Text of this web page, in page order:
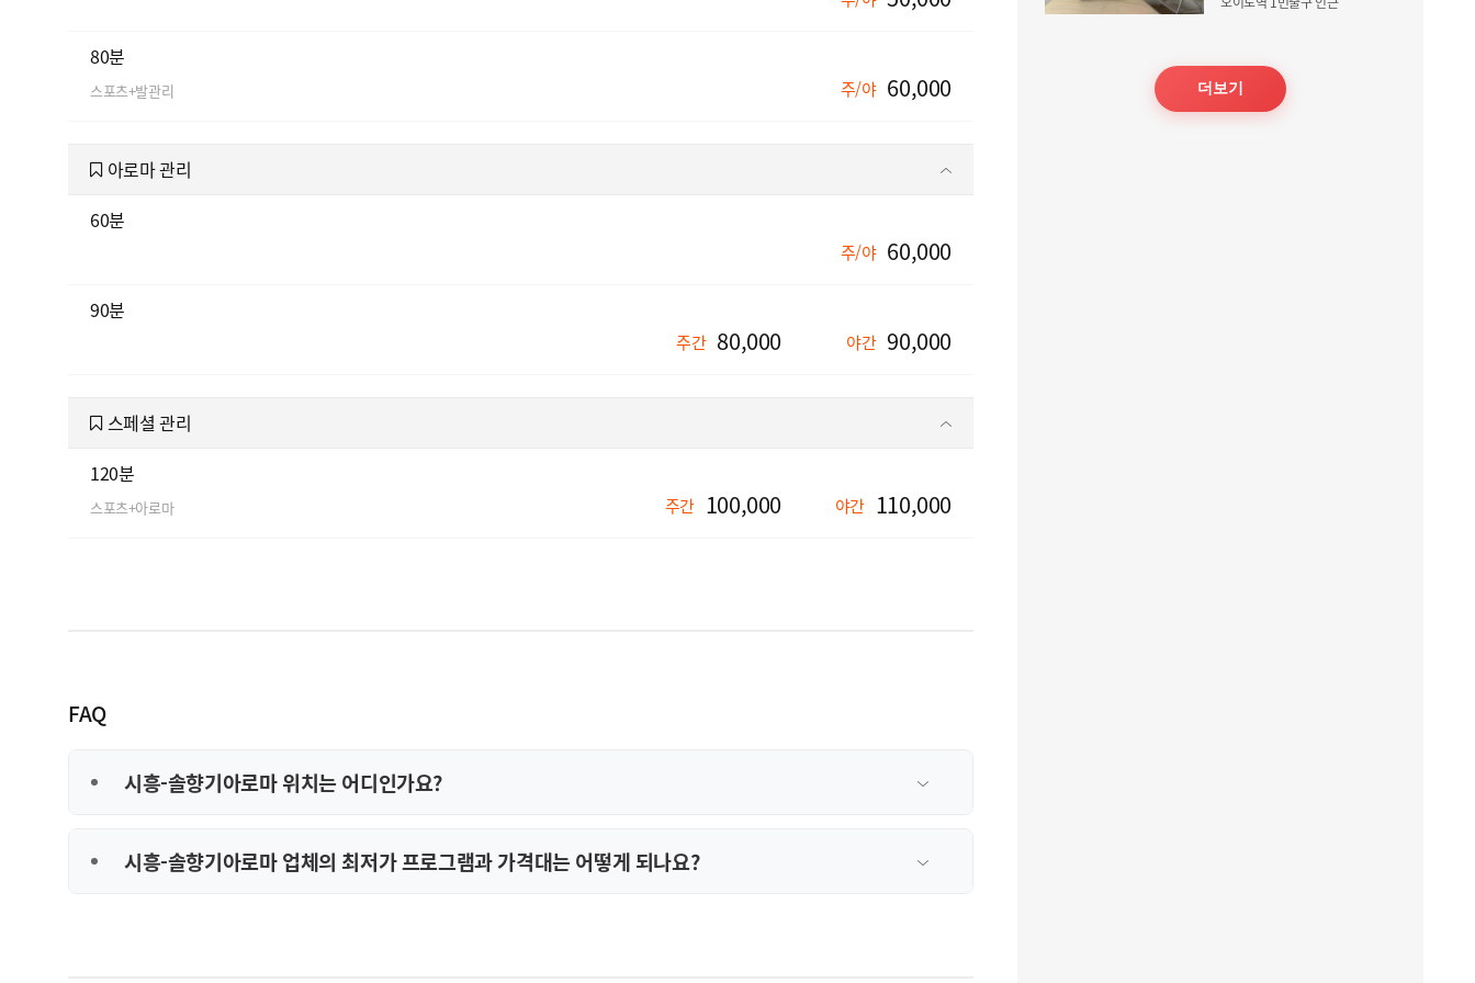
80분
스포츠+발관리 주/야 60,000
아로마 관리
60분
주/야 60,000
90분
주간 80,000 야간 90,000
스페셜 관리
120분
스포츠+아로마 주간 100,000 야간 110,000
FAQ
시흥-솔향기아로마 위치는 어디인가요?
시흥-솔향기아로마 업체의 최저가 프로그램과 가격대는 어떻게 되나요?
더보기